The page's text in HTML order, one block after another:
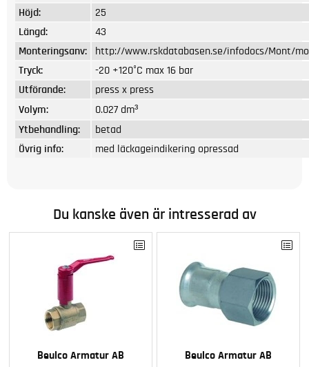
Höjd:
25
Längd:
43
Monteringsanv:
http://www.rskdatabasen.se/infodocs/Mont/
Tryck:
-20 +120°C max 16 bar
Utförande:
press x press
Volym:
0.027 dm³
Ytbehandling:
betad
Övrig info:
med läckageindikering opressad
Du kanske även är intresserad av
Beulco Armatur AB Beulco Armatur AB